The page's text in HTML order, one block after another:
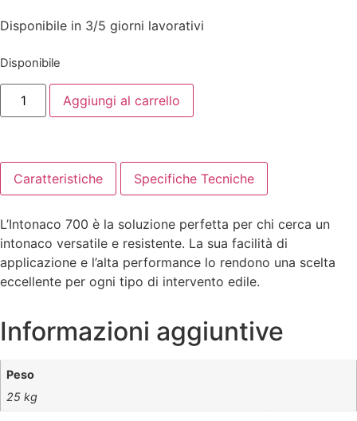
Disponibile in 3/5 giorni lavorativi
Disponibile
Aggiungi al carrello
Caratteristiche Specifiche Tecniche
L’Intonaco 700 è la soluzione perfetta per chi cerca un
intonaco versatile e resistente. La sua facilità di
applicazione e l’alta performance lo rendono una scelta
eccellente per ogni tipo di intervento edile.
Informazioni aggiuntive
Peso
25 kg